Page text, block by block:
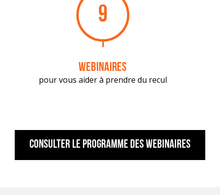
9
webinaires
pour vous aider à prendre du recul
Consulter le programme des webinaires